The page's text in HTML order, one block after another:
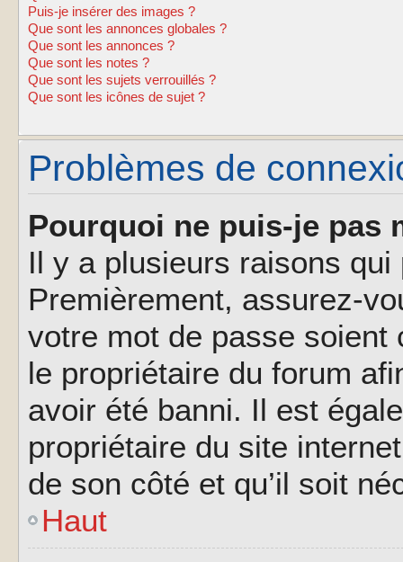
Puis-je insérer des images ?
Que sont les annonces globales ?
Que sont les annonces ?
Que sont les notes ?
Que sont les sujets verrouillés ?
Que sont les icônes de sujet ?
Problèmes de
Pourquoi ne puis-je pas
Il y a plusieurs raisons
Premièrement, assurez-
votre mot de passe soient
le propriétaire du forum
avoir été banni. Il est
propriétaire du site
de son côté et qu’il soit
Haut